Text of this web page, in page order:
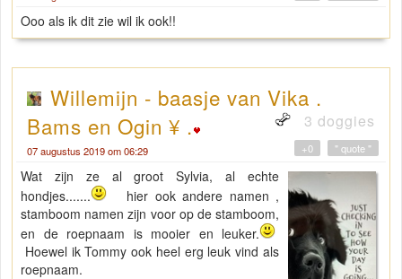
Ooo als ik dit zie wil ik ook!!
Willemijn - baasje van Vika .
Bams en Ogin ¥ .
3 doggies
07 augustus 2019 om 06:29 " quote "
+0
Wat zijn ze al groot Sylvia, al echte
hondjes.......
hier ook andere namen ,
stamboom namen zijn voor op de stamboom,
en de roepnaam is mooier en leuker.
Hoewel ik Tommy ook heel erg leuk vind als
roepnaam.